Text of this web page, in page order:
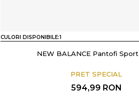
CULORI DISPONIBILE:1
NEW BALANCE Pantofi Sport
PRET SPECIAL
594,99 RON